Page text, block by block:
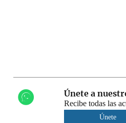
Únete a
Recibe todas las
Únete